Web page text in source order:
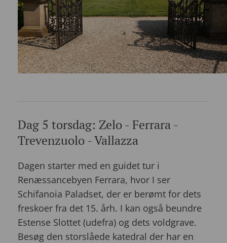
Dag 5 torsdag: Zelo - Ferrara -
Trevenzuolo - Vallazza
Dagen starter med en guidet tur i
Renæssancebyen Ferrara, hvor I ser
Schifanoia Paladset, der er berømt for dets
freskoer fra det 15. årh. I kan også beundre
Estense Slottet (udefra) og dets voldgrave.
Besøg den storslåede katedral der har en